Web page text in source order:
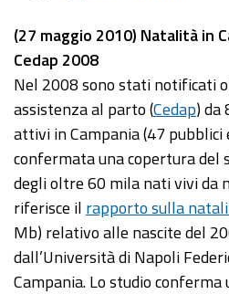
(27 maggio 2010) Natalità in
Cedap 2008
Nel 2008 sono stati notificati
assistenza al parto (Cedap) da
attivi in Campania (47 pubblici
confermata una copertura del
degli oltre 60 mila nati vivi da
riferisce il rapporto sulla
Mb) relativo alle nascite del
dall’Università di Napoli
Campania. Lo studio